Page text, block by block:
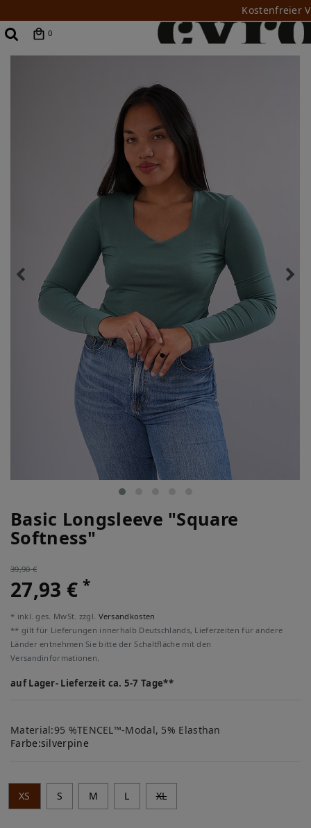
Kostenfreier
0
Basic Longsleeve "Square
Softness"
39,90 €
27,93 €*
* inkl. ges. MwSt. zzgl. Versandkosten
** gilt für Lieferungen innerhalb Deutschlands, Lieferzeiten für andere
Länder entnehmen Sie bitte der Schaltfläche mit den
Versandinformationen.
auf Lager- Lieferzeit ca. 5-7 Tage**
Material:95 %TENCEL™-Modal, 5% Elasthan
Farbe:silverpine
XS S M L XL